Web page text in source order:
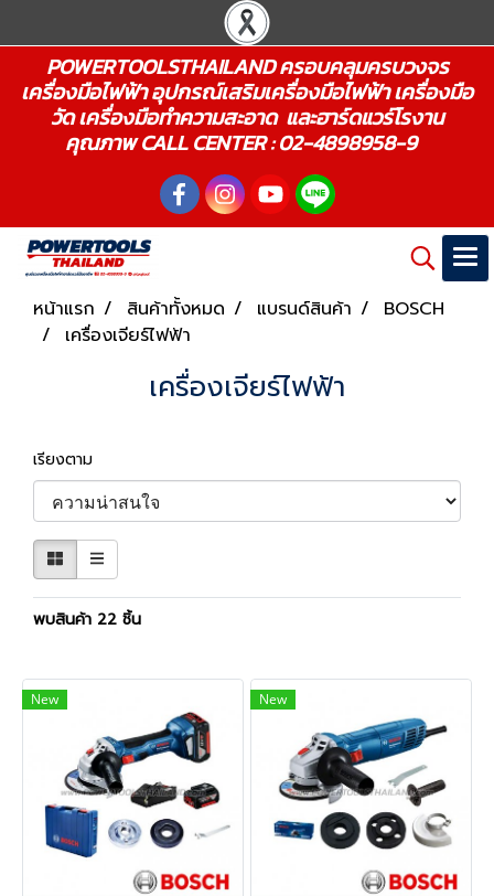
POWERTOOLSTHAILAND ครอบคลุมครบวงจร
เครื่องมือไฟฟ้า อุปกรณ์เสริมเครื่องมือไฟฟ้า เครื่องมือ
วัด เครื่องมือทำความสะอาด และฮาร์ดแวร์โรงาน
คุณภาพ CALL CENTER : 02-4898958-9
หน้าแรก สินค้าทั้งหมด แบรนด์สินค้า
BOSCH
เครื่องเจียร์ไฟฟ้า
เครื่องเจียร์ไฟฟ้า
เรียงตาม
พบสินค้า 22 ชิ้น
New New